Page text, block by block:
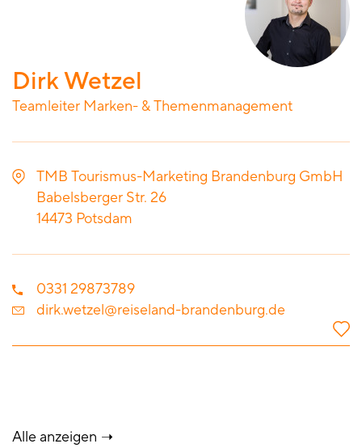
Dirk Wetzel
Teamleiter Marken- & Themenmanagement
TMB Tourismus-Marketing Brandenburg GmbH
Babelsberger Str. 26
14473 Potsdam
0331 29873789
dirk.wetzel@reiseland-brandenburg.de
Alle anzeigen